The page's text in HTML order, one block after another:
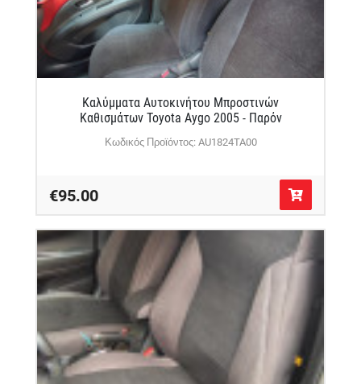
Καλύμματα Αυτοκινήτου Μπροστινών
Καθισμάτων Toyota Aygo 2005 - Παρόν
Κωδικός Προϊόντος: AU1824TA00
€95.00